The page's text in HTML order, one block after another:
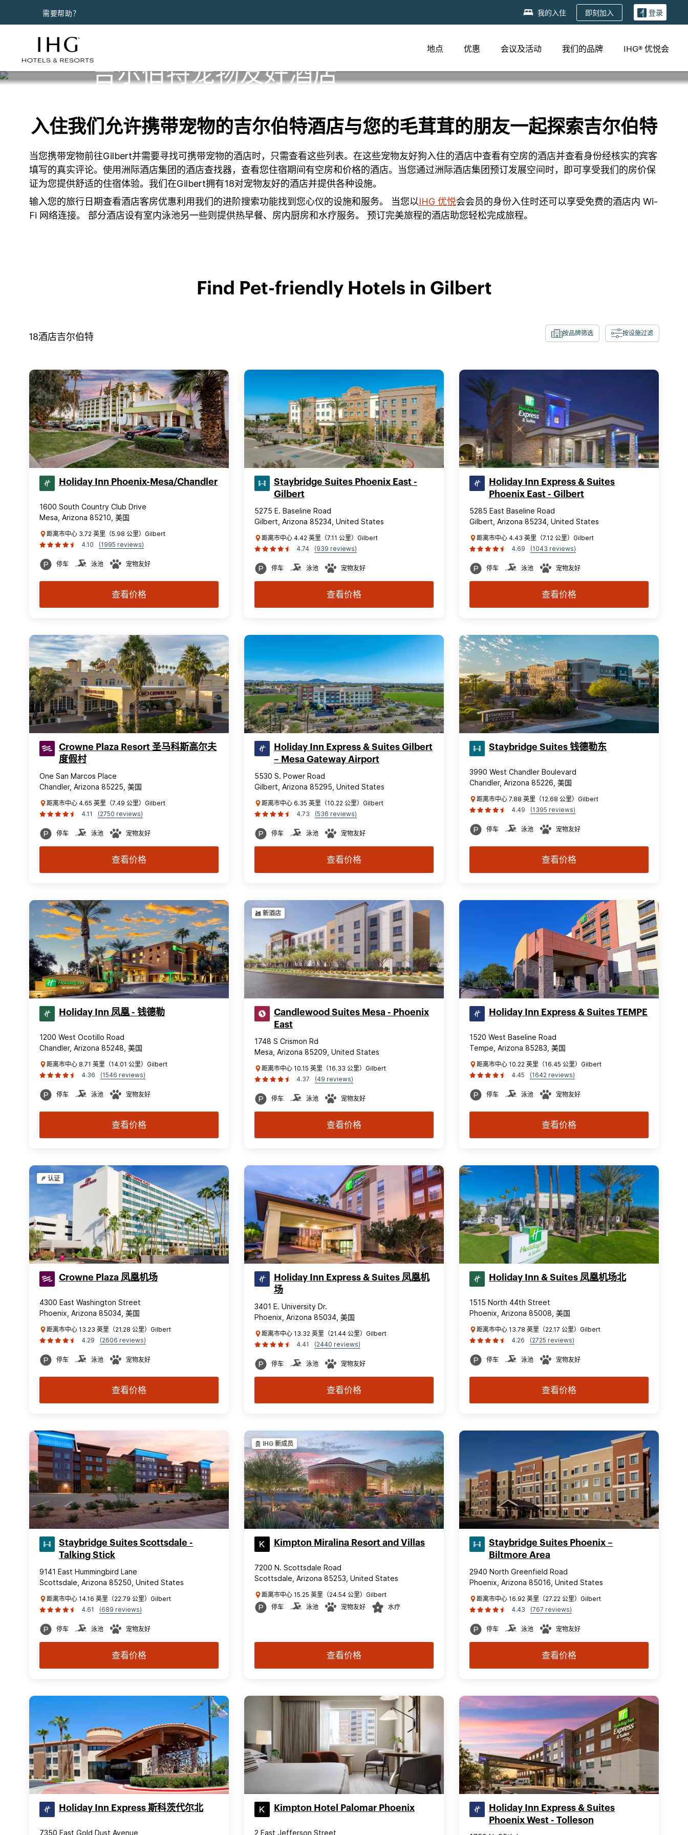
需要帮助？ 我的入住 即刻加入 登录
地点 优惠 会议及活动 我们的品牌 IHG® 优悦会
吉尔伯特宠物友好酒店
入住我们允许携带宠物的吉尔伯特酒店与您的毛茸茸的朋友一起探索吉尔伯特
当您携带宠物前往Gilbert并需要寻找可携带宠物的酒店时，只需查看这些列表。在这些宠物友好狗入住的酒店中查看有空房的酒店并查看身份经核实的宾客
填写的真实评论。使用洲际酒店集团的酒店查找器，查看您住宿期间有空房和价格的酒店。当您通过洲际酒店集团预订发展空间时，即可享受我们的房价保
证为您提供舒适的住宿体验。我们在Gilbert拥有18对宠物友好的酒店并提供各种设施。
输入您的旅行日期查看酒店客房优惠利用我们的进阶搜索功能找到您心仪的设施和服务。 当您以IHG 优悦会会员的身份入住时还可以享受免费的酒店内 Wi-
Fi 网络连接。 部分酒店设有室内泳池另一些则提供热早餐、房内厨房和水疗服务。 预订完美旅程的酒店助您轻松完成旅程。
Find Pet-friendly Hotels in Gilbert
18酒店吉尔伯特 按品牌筛选 按设施过滤
Holiday Inn Phoenix-Mesa/Chandler
1600 South Country Club Drive
Mesa, Arizona 85210, 美国
距离市中心 3.72 英里（5.98 公里）Gilbert
4.10
(1995 reviews)
停车 泳池 宠物友好
查看价格
Staybridge Suites Phoenix East -
Gilbert
5275 E. Baseline Road
Gilbert, Arizona 85234, United States
距离市中心 4.42 英里（7.11 公里）Gilbert
4.74
(939 reviews)
停车 泳池 宠物友好
查看价格
Holiday Inn Express & Suites
Phoenix East - Gilbert
5285 East Baseline Road
Gilbert, Arizona 85234, United States
距离市中心 4.43 英里（7.12 公里）Gilbert
4.69
(1043 reviews)
停车 泳池 宠物友好
查看价格
Crowne Plaza Resort 圣马科斯高尔夫
度假村
One San Marcos Place
Chandler, Arizona 85225, 美国
距离市中心 4.65 英里（7.49 公里）Gilbert
4.11
(2750 reviews)
停车 泳池 宠物友好
查看价格
Holiday Inn Express & Suites Gilbert
– Mesa Gateway Airport
5530 S. Power Road
Gilbert, Arizona 85295, United States
距离市中心 6.35 英里（10.22 公里）Gilbert
4.73
(536 reviews)
停车 泳池 宠物友好
查看价格
Staybridge Suites 钱德勒东
3990 West Chandler Boulevard
Chandler, Arizona 85226, 美国
距离市中心 7.88 英里（12.68 公里）Gilbert
4.49
(1395 reviews)
停车 泳池 宠物友好
查看价格
Holiday Inn 凤凰 - 钱德勒
1200 West Ocotillo Road
Chandler, Arizona 85248, 美国
距离市中心 8.71 英里（14.01 公里）Gilbert
4.36
(1546 reviews)
停车 泳池 宠物友好
查看价格
新酒店
Candlewood Suites Mesa - Phoenix
East
1748 S Crismon Rd
Mesa, Arizona 85209, United States
距离市中心 10.15 英里（16.33 公里）Gilbert
4.37
(49 reviews)
停车 泳池 宠物友好
查看价格
Holiday Inn Express & Suites TEMPE
1520 West Baseline Road
Tempe, Arizona 85283, 美国
距离市中心 10.22 英里（16.45 公里）Gilbert
4.45
(1642 reviews)
停车 泳池 宠物友好
查看价格
认证
Crowne Plaza 凤凰机场
4300 East Washington Street
Phoenix, Arizona 85034, 美国
距离市中心 13.23 英里（21.28 公里）Gilbert
4.29
(2606 reviews)
停车 泳池 宠物友好
查看价格
Holiday Inn Express & Suites 凤凰机
场
3401 E. University Dr.
Phoenix, Arizona 85034, 美国
距离市中心 13.32 英里（21.44 公里）Gilbert
4.41
(2440 reviews)
停车 泳池 宠物友好
查看价格
Holiday Inn & Suites 凤凰机场北
1515 North 44th Street
Phoenix, Arizona 85008, 美国
距离市中心 13.78 英里（22.17 公里）Gilbert
4.26
(2725 reviews)
停车 泳池 宠物友好
查看价格
Staybridge Suites Scottsdale -
Talking Stick
9141 East Hummingbird Lane
Scottsdale, Arizona 85250, United States
距离市中心 14.16 英里（22.79 公里）Gilbert
4.61
(689 reviews)
停车 泳池 宠物友好
查看价格
IHG 新成员
Kimpton Miralina Resort and Villas
7200 N. Scottsdale Road
Scottsdale, Arizona 85253, United States
距离市中心 15.25 英里（24.54 公里）Gilbert
停车
泳池 宠物友好 水疗
查看价格
Staybridge Suites Phoenix –
Biltmore Area
2940 North Greenfield Road
Phoenix, Arizona 85016, United States
距离市中心 16.92 英里（27.22 公里）Gilbert
4.43
(767 reviews)
停车 泳池 宠物友好
查看价格
Holiday Inn Express 斯科茨代尔北
7350 East Gold Dust Avenue
Kimpton Hotel Palomar Phoenix
2 East Jefferson Street
Holiday Inn Express & Suites
Phoenix West - Tolleson